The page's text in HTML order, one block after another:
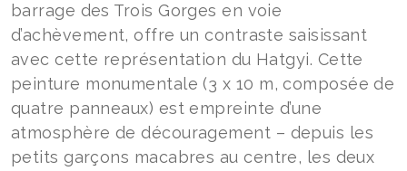
barrage des Trois Gorges en voie
d’achèvement, offre un contraste saisissant
avec cette représentation du Hatgyi. Cette
peinture monumentale (3 x 10 m, composée de
quatre panneaux) est empreinte d’une
atmosphère de découragement – depuis les
petits garçons macabres au centre, les deux